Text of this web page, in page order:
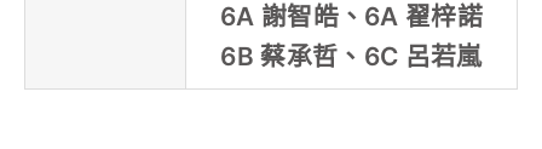
6A 謝智皓、6A 翟梓諾
6B 蔡承哲、6C 呂若嵐